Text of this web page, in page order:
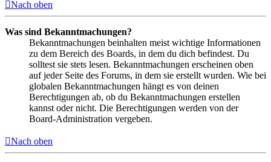
Nach oben
Was sind Bekanntmachungen?
Bekanntmachungen beinhalten meist wichtige Informationen
zu dem Bereich des Boards, in dem du dich befindest. Du
solltest sie stets lesen. Bekanntmachungen erscheinen oben
auf jeder Seite des Forums, in dem sie erstellt wurden. Wie bei
globalen Bekanntmachungen hängt es von deinen
Berechtigungen ab, ob du Bekanntmachungen erstellen
kannst oder nicht. Die Berechtigungen werden von der
Board-Administration vergeben.
Nach oben